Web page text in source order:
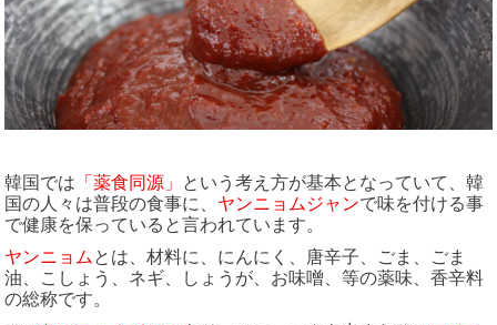
韓国では 「薬食同源」
という考え方が基本となっていて、韓
国の人々は普段の食事に、 ヤンニョムジャンで味を付ける事
で健康を保っていると言われています。
ヤンニョム とは、材料に、にんにく、唐辛子、ごま、ごま
油、こしょう、ネギ、しょうが、お味噌、等の薬味、香辛料
の総称です。